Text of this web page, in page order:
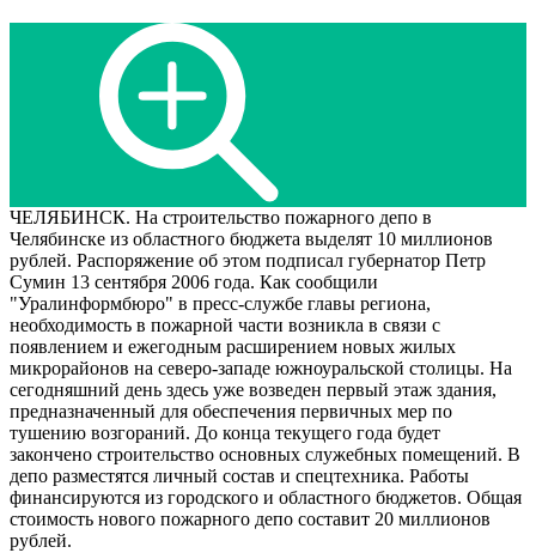
ЧЕЛЯБИНСК. На строительство пожарного депо в
Челябинске из областного бюджета выделят 10 миллионов
рублей. Распоряжение об этом подписал губернатор Петр
Сумин 13 сентября 2006 года. Как сообщили
"Уралинформбюро" в пресс-службе главы региона,
необходимость в пожарной части возникла в связи с
появлением и ежегодным расширением новых жилых
микрорайонов на северо-западе южноуральской столицы. На
сегодняшний день здесь уже возведен первый этаж здания,
предназначенный для обеспечения первичных мер по
тушению возгораний. До конца текущего года будет
закончено строительство основных служебных помещений. В
депо разместятся личный состав и спецтехника. Работы
финансируются из городского и областного бюджетов. Общая
стоимость нового пожарного депо составит 20 миллионов
рублей.